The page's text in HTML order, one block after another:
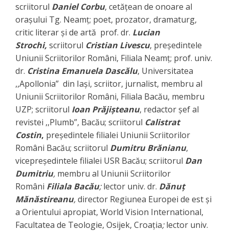
scriitorul Daniel Corbu, cetățean de onoare al
orașului Tg. Neamț; poet, prozator, dramaturg,
critic literar și de artă prof. dr. Lucian
Strochi, scriitorul Cristian Livescu, președintele
Uniunii Scriitorilor Români, Filiala Neamț; prof. univ.
dr. Cristina Emanuela Dascălu, Universitatea
,,Apollonia” din Iași, scriitor, jurnalist, membru al
Uniunii Scriitorilor Români, Filiala Bacău, membru
UZP; scriitorul Ioan Prăjișteanu, redactor șef al
revistei ,,Plumb”, Bacău; scriitorul Calistrat
Costin, preşedintele filialei Uniunii Scriitorilor
Români Bacău; scriitorul Dumitru Brănianu,
vicepreşedintele filialei USR Bacău; scriitorul Dan
Dumitriu, membru al Uniunii Scriitorilor
Români Filiala Bacău;lector univ. dr. Dănuț
Mănăstireanu,director Regiunea Europei de est şi
a Orientului apropiat, World Vision International,
Facultatea de Teologie, Osijek, Croaţia;lector univ.